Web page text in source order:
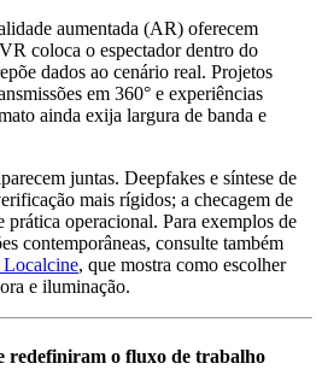
aumentada (AR) oferecem
coloca o espectador dentro do
dados ao cenário real. Projetos
em 360° e experiências
ainda exija largura de banda e
juntas. Deepfakes e síntese de
mais rígidos; a checagem de
prática operacional. Para exemplos de
contemporâneas, consulte também
Localcine, que mostra como escolher
e iluminação.
redefiniram o fluxo de trabalho